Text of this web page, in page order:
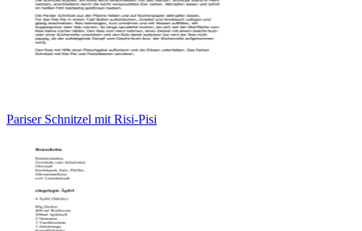
Pariser Schnitzel mit Risi-Pisi